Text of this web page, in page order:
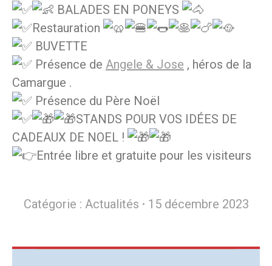
BALADES EN PONEYS
Restauration
BUVETTE
Présence de Angele & Jose , héros de la
Camargue .
Présence du Père Noël
STANDS POUR VOS IDÉES DE
CADEAUX DE NOEL !
Entrée libre et gratuite pour les visiteurs
Catégorie : Actualités 15 décembre 2023